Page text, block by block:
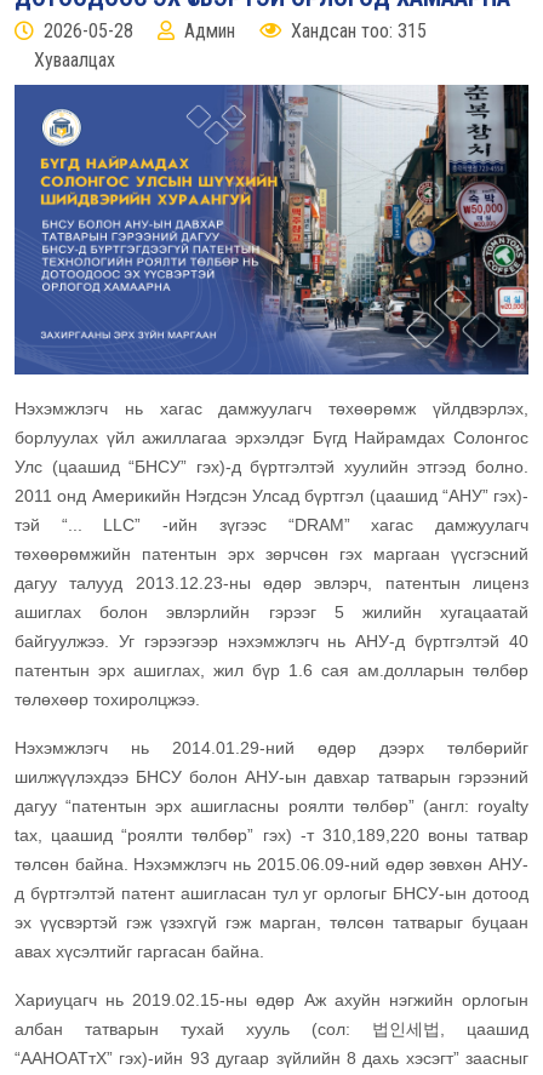
2026-05-28 Админ
Хандсан тоо: 315
Хуваалцах
Нэхэмжлэгч нь хагас дамжуулагч төхөөрөмж үйлдвэрлэх,
борлуулах үйл ажиллагаа эрхэлдэг Бүгд Найрамдах Солонгос
Улс (цаашид “БНСУ” гэх)-д бүртгэлтэй хуулийн этгээд болно.
2011 онд Америкийн Нэгдсэн Улсад бүртгэл (цаашид “АНУ” гэх)-
тэй “... LLC” -ийн зүгээс “DRAM” хагас дамжуулагч
төхөөрөмжийн патентын эрх зөрчсөн гэх маргаан үүсгэсний
дагуу талууд 2013.12.23-ны өдөр эвлэрч, патентын лиценз
ашиглах болон эвлэрлийн гэрээг 5 жилийн хугацаатай
байгуулжээ. Уг гэрээгээр нэхэмжлэгч нь АНУ-д бүртгэлтэй 40
патентын эрх ашиглах, жил бүр 1.6 сая ам.долларын төлбөр
төлөхөөр тохиролцжээ.
Нэхэмжлэгч нь 2014.01.29-ний өдөр дээрх төлбөрийг
шилжүүлэхдээ БНСУ болон АНУ-ын давхар татварын гэрээний
дагуу “патентын эрх ашигласны роялти төлбөр” (англ: royalty
tax, цаашид “роялти төлбөр” гэх) -т 310,189,220 воны татвар
төлсөн байна. Нэхэмжлэгч нь 2015.06.09-ний өдөр зөвхөн АНУ-
д бүртгэлтэй патент ашигласан тул уг орлогыг БНСУ-ын дотоод
эх үүсвэртэй гэж үзэхгүй гэж марган, төлсөн татварыг буцаан
авах хүсэлтийг гаргасан байна.
Хариуцагч нь 2019.02.15-ны өдөр Аж ахуйн нэгжийн орлогын
албан татварын тухай хууль (сол: 법인세법, цаашид
“ААНОАТтХ” гэх)-ийн 93 дугаар зүйлийн 8 дахь хэсэгт” заасныг